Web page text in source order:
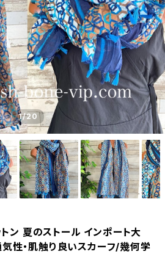
1/20
ン 夏のストール インポート大
気性・肌触り良いスカーフ/幾何学